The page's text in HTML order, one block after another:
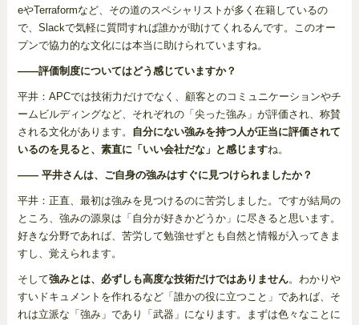
eやTerraformなど、その道のスペシャリストが多く在籍しているの
で、Slackで気軽に質問すれば誰かが助けてくれるんです。このオー
プンで協力的な文化には本当に助けられていますね。
――評価制度についてはどう感じていますか？
平井：APCでは技術力だけでなく、顧客とのコミュニケーションやチ
ームビルディングなど、それぞれの「尖った強み」が評価され、称賛
される文化があります。 自分にない強みを持つ人が正当に評価されて
いるのを見ると、素直に「いい会社だな」と感じますね。
―― 平井さんは、ご自身の強みはすぐに見つけられましたか？
平井：正直、最初は強みを見つけるのに苦労しました。ですが結局の
ところ、強みの源泉は「自分が好きかどうか」に尽きると思います。
好きな分野であれば、苦労して勉強せずとも自然と情報が入ってきま
すし、覚えられます。
そして強みとは、必ずしも高度な技術だけではありません。わかりや
すいドキュメントを作れるなど「誰かの役に立つこと」であれば、そ
れは立派な「強み」であり「武器」になります。まずは色々なことに